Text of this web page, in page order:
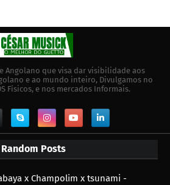
Angolano que visa dar visibilidade aos
e ao mundo inteiro, Divulgamos no
Físicos, e nos mercados Informais.
Random Posts
x Champolim x tsunami -